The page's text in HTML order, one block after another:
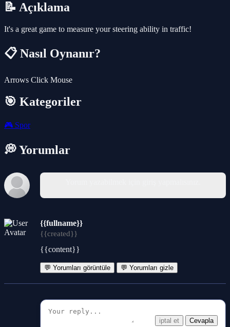
📝 Açıklama
It's a great game to measure your steering ability in traffic!
📋 Nasıl Oynanır?
Arrows Click Mouse
🎯 Kategoriler
🎮 Spor
💭 Yorumlar
{{fullname}}
{{created}}
{{content}}
💬 Yorumları görüntüle 💬 Yorumları gizle
iptal et Cevapla